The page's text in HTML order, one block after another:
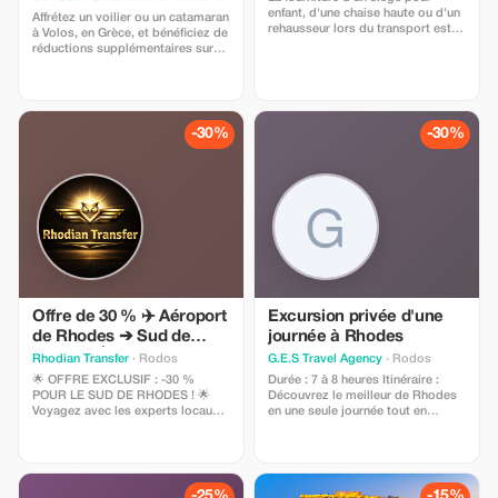
d'Odyssey Fleet
Affrétez un voilier ou un catamaran
à Volos, en Grèce, et bénéficiez de
réductions supplémentaires sur
des yachts de 10 à 16 mètres,
enfant, d'une chaise haute ou d'un
rehausseur lors du transport est
-30%
Offre de 30 % ✈️ Aéroport
de Rhodes ➔ Sud de
Rhodes 🏝️ 📍 Lindos •
Pékoyí • Kiótari et
environs ! 🚖 Voyagez
avec les experts locaux !
Réservez dès maintenant
Rhodian Transfer · Rodos
🌟 OFFRE EXCLUSIF : -30 %
POUR LE SUD DE RHODES ! 🌟
Voyagez avec les experts locaux
accueille avec une offre à ne pas
-30%
Excursion privée d'une
journée à Rhodes
G.E.S Travel Agency · Rodos
Durée : 7 à 8 heures Itinéraire :
Découvrez le meilleur de Rhodes
en une seule journée tout en
emblématique de Mandraki, où se
dressait autrefois le légendaire